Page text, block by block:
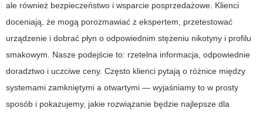
ale również bezpieczeństwo i wsparcie posprzedażowe. Klienci
doceniają, że mogą porozmawiać z ekspertem, przetestować
urządzenie i dobrać płyn o odpowiednim stężeniu nikotyny i profilu
smakowym. Nasze podejście to: rzetelna informacja, odpowiednie
doradztwo i uczciwe ceny. Często klienci pytają o różnice między
systemami zamkniętymi a otwartymi — wyjaśniamy to w prosty
sposób i pokazujemy, jakie rozwiązanie będzie najlepsze dla